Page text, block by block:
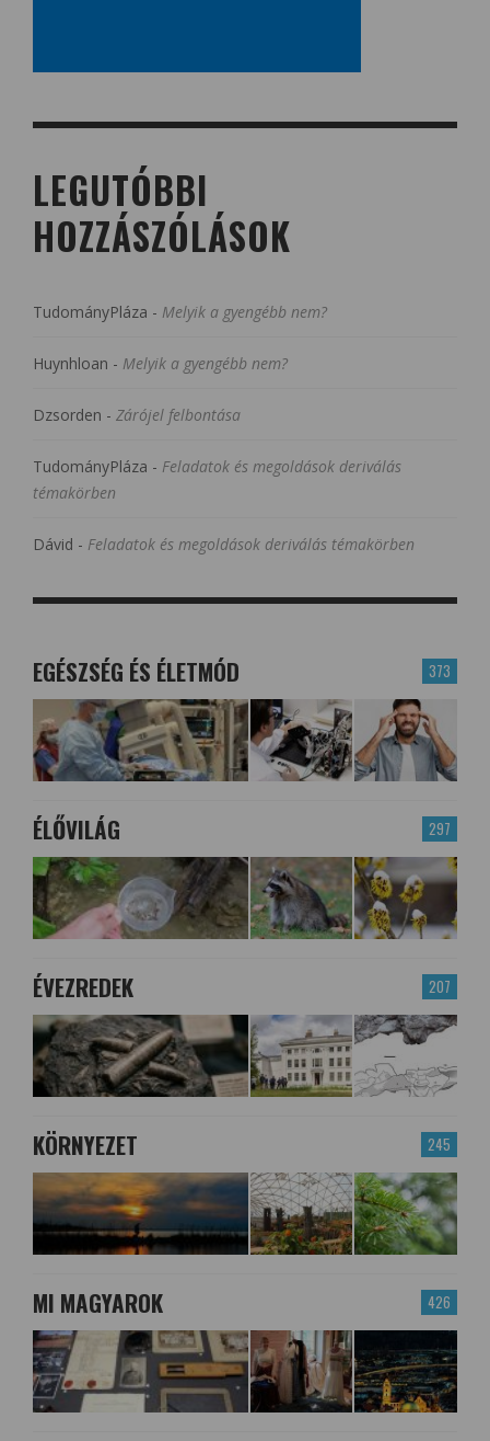
LEGUTÓBBI
HOZZÁSZÓLÁSOK
TudományPláza - Melyik a gyengébb nem?
Huynhloan - Melyik a gyengébb nem?
Dzsorden - Zárójel felbontása
TudományPláza - Feladatok és megoldások deriválás
témakörben
Dávid - Feladatok és megoldások deriválás témakörben
373
EGÉSZSÉG ÉS ÉLETMÓD
297
ÉLŐVILÁG
207
ÉVEZREDEK
245
KÖRNYEZET
426
MI MAGYAROK